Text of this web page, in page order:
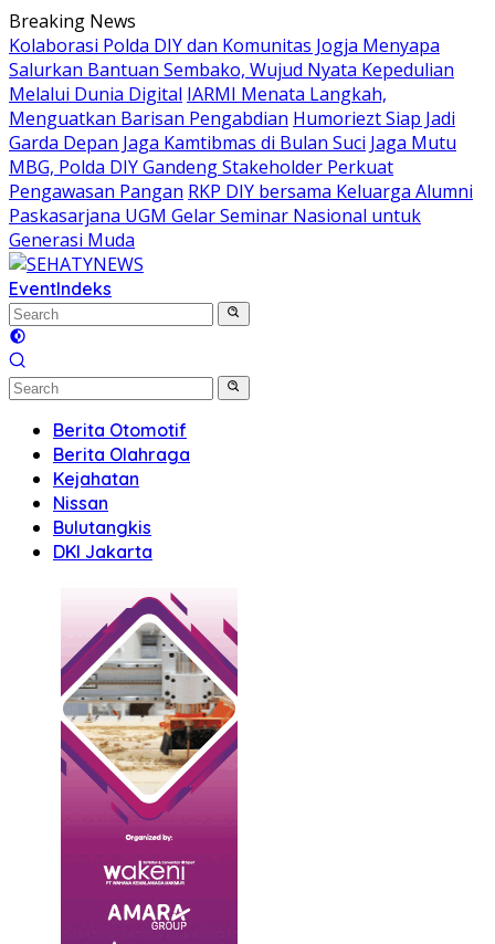
Skip
to
content
Breaking News
Kolaborasi Polda DIY dan Komunitas Jogja Menyapa
Salurkan Bantuan Sembako, Wujud Nyata Kepedulian
Melalui Dunia Digital IARMI Menata Langkah,
Menguatkan Barisan Pengabdian Humoriezt Siap Jadi
Garda Depan Jaga Kamtibmas di Bulan Suci Jaga Mutu
MBG, Polda DIY Gandeng Stakeholder Perkuat
Pengawasan Pangan RKP DIY bersama Keluarga Alumni
Paskasarjana UGM Gelar Seminar Nasional untuk
Generasi Muda
EventIndeks
Berita Otomotif
Berita Olahraga
Kejahatan
Nissan
Bulutangkis
DKI Jakarta